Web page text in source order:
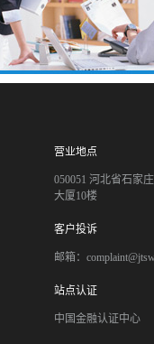
营业地点
050051 河北省石家
大厦10楼
客户投诉
邮箱：
站点认证
中国金融认证中心